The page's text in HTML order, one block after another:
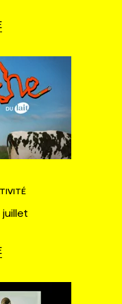
juillet